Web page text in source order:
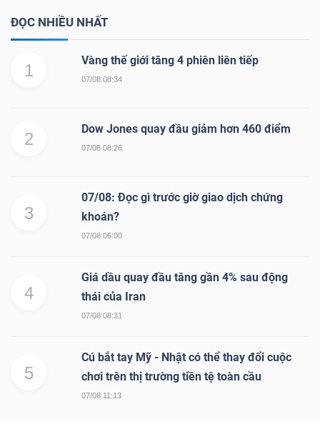
ĐỌC NHIỀU NHẤT
1
Vàng thế giới tăng 4 phiên liên tiếp
07/08 08:34
2
Dow Jones quay đầu giảm hơn 460 điểm
07/08 08:26
3
07/08: Đọc gì trước giờ giao dịch chứng
khoán?
07/08 06:00
4
Giá dầu quay đầu tăng gần 4% sau động
thái của Iran
07/08 08:31
5
Cú bắt tay Mỹ - Nhật có thể thay đổi cuộc
chơi trên thị trường tiền tệ toàn cầu
07/08 11:13